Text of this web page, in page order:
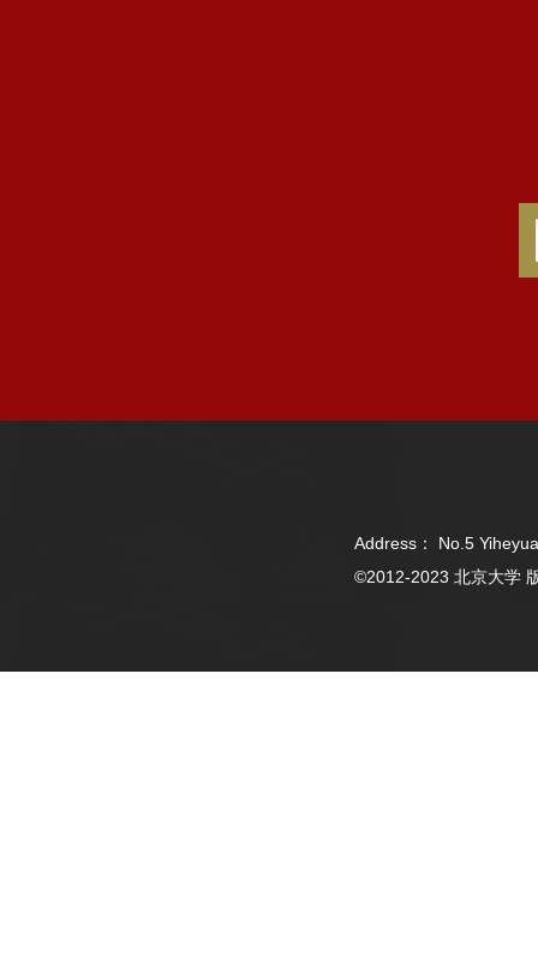
Address： No.5
©2012-2023 北京大学